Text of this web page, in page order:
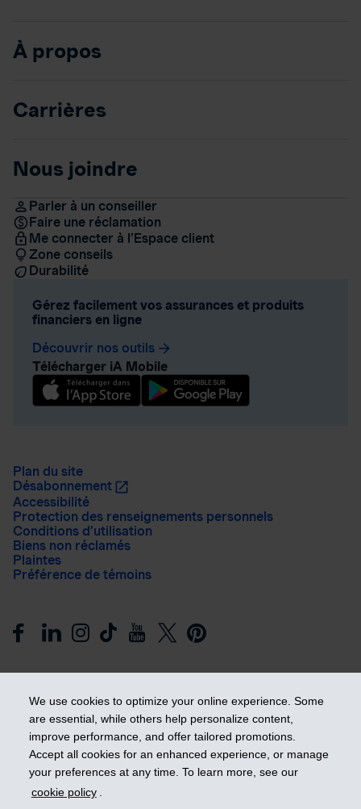
We use cookies to optimize your online experience. Some
are essential, while others help personalize content,
improve performance, and offer tailored promotions.
Accept all cookies for an enhanced experience, or manage
your preferences at any time. To learn more, see our
cookie policy .
À propos
Carrières
Nous joindre
Parler à un conseiller
Faire une réclamation
Me connecter à l’Espace client
Zone conseils
Durabilité
Gérez facilement vos assurances et produits
financiers en ligne
Découvrir nos outils arrow_forward
Télécharger iA Mobile
Plan du site
Désabonnement
Accessibilité
Protection des renseignements personnels
Conditions d’utilisation
Biens non réclamés
Plaintes
Préférence de témoins
Prendre les devants